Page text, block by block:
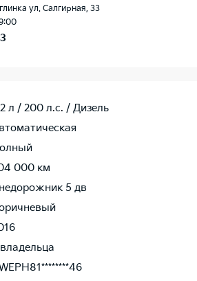
ул. Салгирная, 33
л / 200 л.c. / Дизель
000 км
5 дв